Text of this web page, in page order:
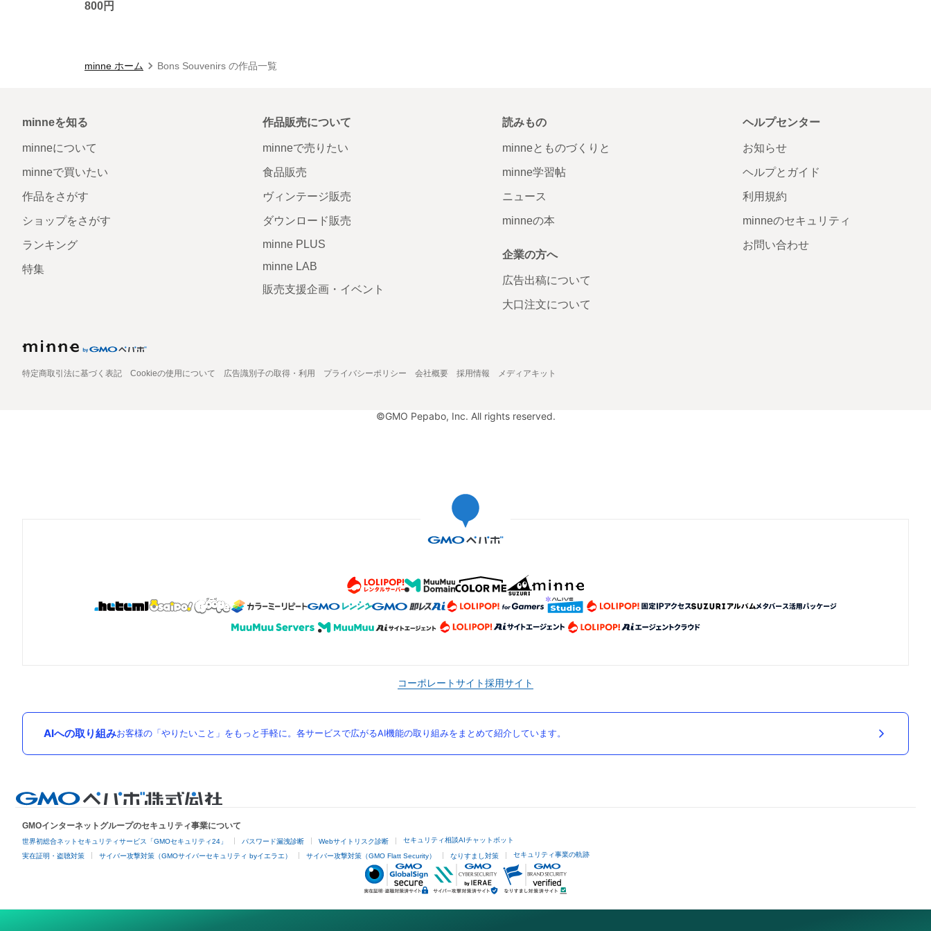
800円
minne ホーム Bons Souvenirs の作品一覧
minneを知る
minneについて
minneで買いたい
作品をさがす
ショップをさがす
ランキング
特集
作品販売について
minneで売りたい
食品販売
ヴィンテージ販売
ダウンロード販売
minne PLUS
minne LAB
販売支援企画・イベント
読みもの
minneとものづくりと
minne学習帖
ニュース
minneの本
企業の方へ
広告出稿について
大口注文について
ヘルプセンター
お知らせ
ヘルプとガイド
利用規約
minneのセキュリティ
お問い合わせ
特定商取引法に基づく表記 Cookieの使用について 広告識別子の取得・利用 プライバシーポリシー 会社概要 採用情報 メディアキット
©GMO Pepabo, Inc. All rights reserved.
コーポレートサイト採用サイト
AIへの取り組みお客様の「やりたいこと」をもっと手軽に。各サービスで広がるAI機能の取り組みをまとめて紹介しています。
GMOインターネットグループのセキュリティ事業について
世界初総合ネットセキュリティサービス「GMOセキュリティ24」 パスワード漏洩診断 Webサイトリスク診断 セキュリティ相談AIチャットボット
実在証明・盗聴対策 サイバー攻撃対策（GMOサイバーセキュリティ byイエラエ） サイバー攻撃対策（GMO Flatt Security） なりすまし対策 セキュリティ事業の軌跡